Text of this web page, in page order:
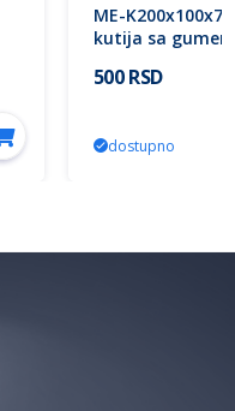
ME-
kutija sa
500 RSD
dostupno